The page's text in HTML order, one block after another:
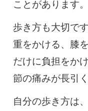
ことがあります。
歩き方も大切で
重をかける、膝
だけに負担をか
節の痛みが長引
自分の歩き方は